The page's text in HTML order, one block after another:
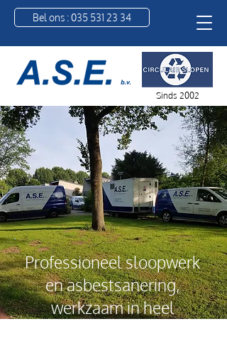
Bel ons : 035 531 23 34
Sinds 2002
Professioneel sloopwerk
en asbestsanering,
werkzaam in heel